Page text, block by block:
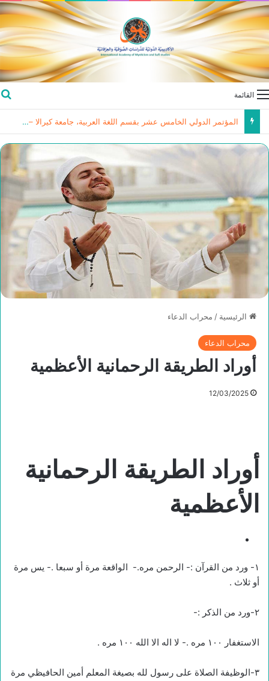
القائمة
المؤتمر الدولي الخامس عشر بقسم اللغة العربية، جامعة كيرالا – الهند
الرئيسية / محراب الدعاء
محراب الدعاء
أوراد الطريقة الرحمانية الأعظمية
12/03/2025
أوراد الطريقة الرحمانية
الأعظمية
١- ورد من القرآن :- الرحمن مره.- الواقعة مرة أو سبعا .- يس مرة
أو ثلاث .
٢-ورد من الذكر :-
الاستغفار ١٠٠ مره .- لا اله الا الله ١٠٠ مره .
٣-الوظيفة الصلاة على رسول لله بصيغة المعلم أمين الحافيظي مرة